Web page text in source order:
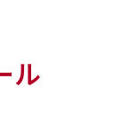
ル